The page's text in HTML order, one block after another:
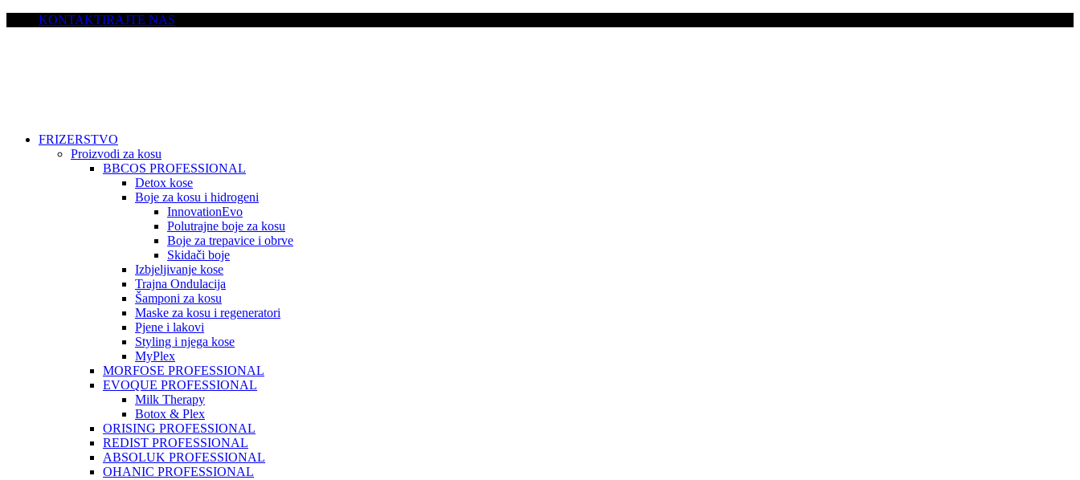
KONTAKTIRAJTE NAS
FRIZERSTVO
Proizvodi za kosu
BBCOS PROFESSIONAL
Detox kose
Boje za kosu i hidrogeni
InnovationEvo
Polutrajne boje za kosu
Boje za trepavice i obrve
Skidači boje
Izbjeljivanje kose
Trajna Ondulacija
Šamponi za kosu
Maske za kosu i regeneratori
Pjene i lakovi
Styling i njega kose
MyPlex
MORFOSE PROFESSIONAL
EVOQUE PROFESSIONAL
Milk Therapy
Botox & Plex
ORISING PROFESSIONAL
REDIST PROFESSIONAL
ABSOLUK PROFESSIONAL
OHANIC PROFESSIONAL